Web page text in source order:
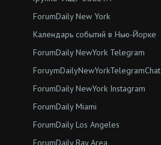
ForumDaily New York
Календарь событий в Нью-Йорке
ForumDaily NewYork Telegram
ForuymDailyNewYorkTelegramChat
ForumDaily NewYork Instagram
ForumDaily Miami
ForumDaily Los Angeles
ForumDaily Bay Area